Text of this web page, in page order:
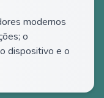
modernos
o
dispositivo e o